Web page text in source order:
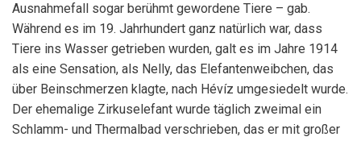
Ausnahmefall sogar berühmt gewordene Tiere – gab.
Während es im 19. Jahrhundert ganz natürlich war, dass
Tiere ins Wasser getrieben wurden, galt es im Jahre 1914
als eine Sensation, als Nelly, das Elefantenweibchen, das
über Beinschmerzen klagte, nach Hévíz umgesiedelt wurde.
Der ehemalige Zirkuselefant wurde täglich zweimal ein
Schlamm- und Thermalbad verschrieben, das er mit großer